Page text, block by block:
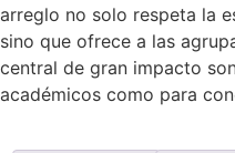
arreglo no solo respeta la
sino que ofrece a las
central de gran impacto
académicos como para